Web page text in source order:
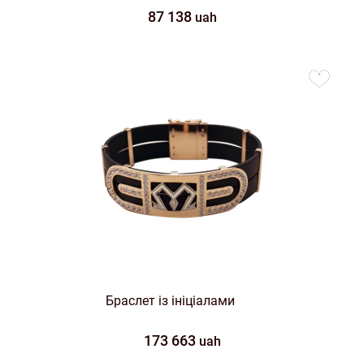
87 138 uah
Браслет із ініціалами
173 663 uah
favorites